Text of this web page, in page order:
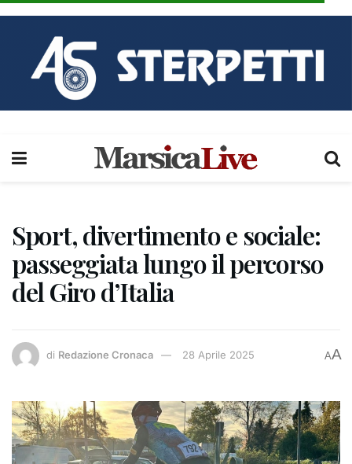
Sport, divertimento e sociale:
passeggiata lungo il percorso
del Giro d’Italia
di Redazione Cronaca 28 Aprile 2025 AA